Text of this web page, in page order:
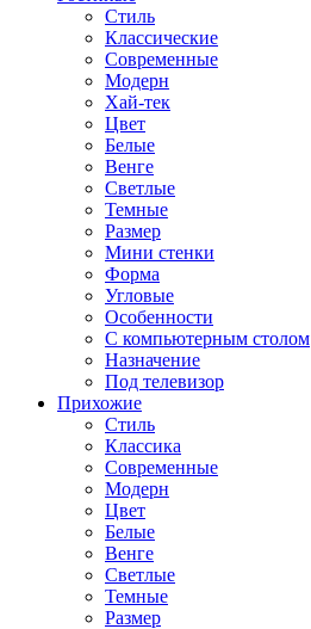
Стиль
Классические
Современные
Модерн
Хай-тек
Цвет
Белые
Венге
Светлые
Темные
Размер
Мини стенки
Форма
Угловые
Особенности
С компьютерным столом
Назначение
Под телевизор
Прихожие
Стиль
Классика
Современные
Модерн
Цвет
Белые
Венге
Светлые
Темные
Размер